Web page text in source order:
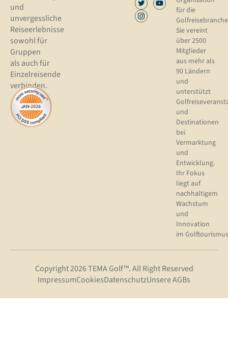
und
unvergessliche
Reiseerlebnisse
sowohl für
Gruppen
als auch für
Einzelreisende
verbinden.
für die
Sie vereint
über 2500
Mitglieder
aus mehr als
90 Ländern
und
unterstützt
und
Destinationen
bei
Vermarktung
und
Entwicklung.
Ihr Fokus
liegt auf
nachhaltigem
Wachstum
und
Innovation
im
Copyright 2026 TEMA Golf™. All Right Reserved
ImpressumCookiesDatenschutzUnsere AGBs